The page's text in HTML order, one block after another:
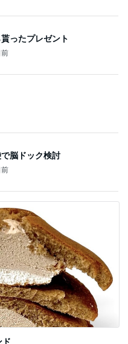
む
たい学割制度
の言い分